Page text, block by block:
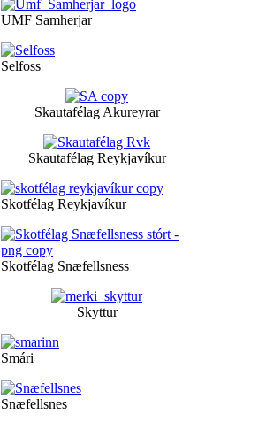
UMF Samherjar
Selfoss
Skautafélag Akureyrar
Skautafélag Reykjavíkur
Skotfélag Reykjavíkur
Skotfélag Snæfellsness
Skyttur
Smári
Snæfellsnes